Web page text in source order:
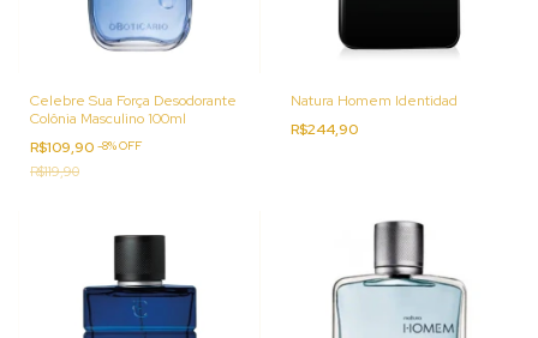
Celebre Sua Força Desodorante
Colônia Masculino 100ml
R$109,90 -8%OFF
R$119,90
Natura Homem Identidad
R$244,90